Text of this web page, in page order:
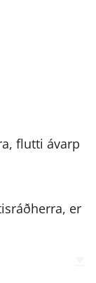
flutti ávarp
er